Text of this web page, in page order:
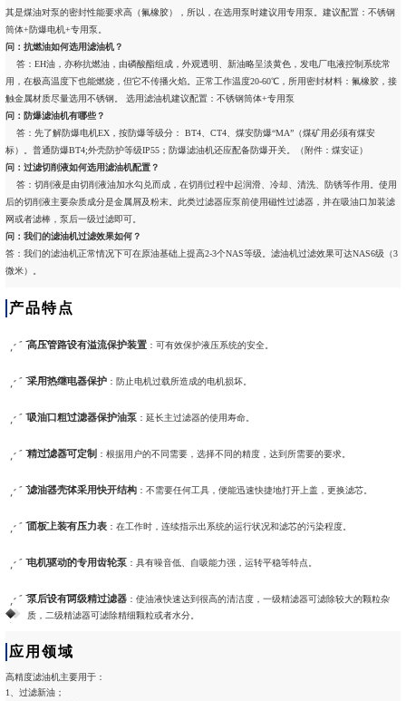
其是煤油对泵的密封性能要求高（氟橡胶），所以，在选用泵时建议用专用泵。建议配置：不锈钢
筒体+防爆电机+专用泵。
问：抗燃油如何选用滤油机？
答：EH油，亦称抗燃油，由磷酸酯组成，外观透明、新油略呈淡黄色，发电厂电液控制系统常
用，在极高温度下也能燃烧，但它不传播火焰。正常工作温度20-60℃，所用密封材料：氟橡胶，接
触金属材质尽量选用不锈钢。 选用滤油机建议配置：不锈钢筒体+专用泵
问：防爆滤油机有哪些？
答：先了解防爆电机EX，按防爆等级分： BT4、CT4、煤安防爆“MA”（煤矿用必须有煤安
标）。普通防爆BT4;外壳防护等级IP55；防爆滤油机还应配备防爆开关。（附件：煤安证）
问：过滤切削液如何选用滤油机配置？
答：切削液是由切削液油加水勾兑而成，在切削过程中起润滑、冷却、清洗、防锈等作用。使用
后的切削液主要杂质成分是金属屑及粉末。此类过滤器应泵前使用磁性过滤器，并在吸油口加装滤
网或者滤棒，泵后一级过滤即可。
问：我们的滤油机过滤效果如何？
答：我们的滤油机正常情况下可在原油基础上提高2-3个NAS等级。滤油机过滤效果可达NAS6级（3
微米）。
产品特点
高压管路设有溢流保护装置：可有效保护液压系统的安全。
采用热继电器保护：防止电机过载所造成的电机损坏。
吸油口粗过滤器保护油泵 ：延长主过滤器的使用寿命。
精过滤器可定制 ：根据用户的不同需要，选择不同的精度，达到所需要的要求。
滤油器壳体采用快开结构：不需要任何工具，便能迅速快捷地打开上盖，更换滤芯。
面板上装有压力表：在工作时，连续指示出系统的运行状况和滤芯的污染程度。
电机驱动的专用齿轮泵 ：具有噪音低、自吸能力强，运转平稳等特点。
泵后设有两级精过滤器：使油液快速达到很高的清洁度，一级精滤器可滤除较大的颗粒杂
质，二级精滤器可滤除精细颗粒或者水分。
应用领域
高精度滤油机主要用于：
1、过滤新油；